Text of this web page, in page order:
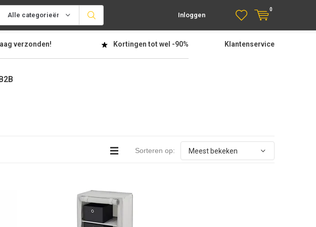
Alle categorieën Inloggen
0
verzonden! Kortingen tot wel -90% Klantenservice
Sorteren op: